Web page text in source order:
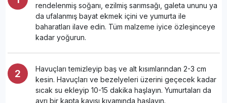
rendelenmiş soğanı, ezilmiş sarımsağı, galeta ununu ya
da ufalanmış bayat ekmek içini ve yumurta ile
baharatları ilave edin. Tüm malzeme iyice özleşinceye
kadar yoğurun.
Havuçları temizleyip baş ve alt kısımlarından 2-3 cm
kesin. Havuçları ve bezelyeleri üzerini geçecek kadar
sıcak su ekleyip 10-15 dakika haşlayın. Yumurtaları da
ayrı bir kapta kayısı kıvamında haşlayın.